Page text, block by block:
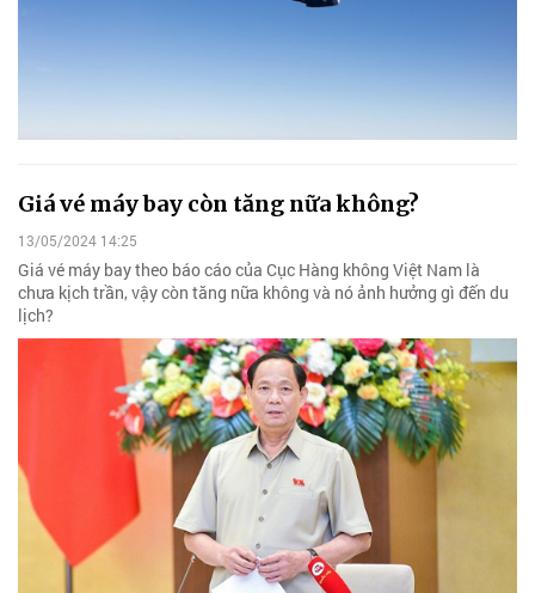
Giá vé máy bay còn tăng nữa không?
13/05/2024 14:25
Giá vé máy bay theo báo cáo của Cục Hàng không Việt Nam là
chưa kịch trần, vậy còn tăng nữa không và nó ảnh hưởng gì đến du
lịch?